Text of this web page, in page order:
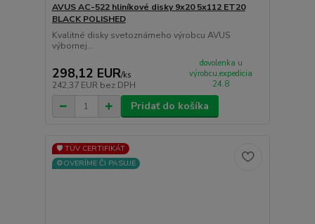
AVUS AC-522 hliníkové disky 9x20 5x112 ET20
BLACK POLISHED
Kvalitné disky svetoznámeho výrobcu AVUS
výbornej...
298,12 EUR/ks
242,37 EUR bez DPH
dovolenka u
výrobcu,expedicia
24.8
Pridať do košíka
🛡️ TÜV CERTIFIKÁT
⚙️OVERÍME ČI PASUJE